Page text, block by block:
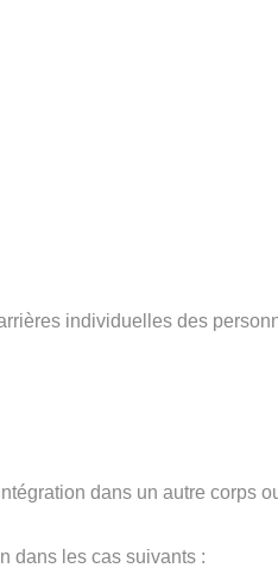
individuelles des
dans un autre corps
dans les cas suivants :